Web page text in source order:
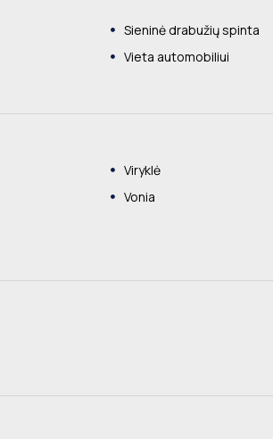
Sieninė drabužių spinta
Vieta automobiliui
Viryklė
Vonia